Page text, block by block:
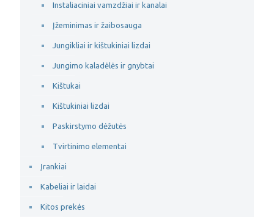
Instaliaciniai vamzdžiai ir kanalai
Įžeminimas ir žaibosauga
Jungikliai ir kištukiniai lizdai
Jungimo kaladėlės ir gnybtai
Kištukai
Kištukiniai lizdai
Paskirstymo dėžutės
Tvirtinimo elementai
Įrankiai
Kabeliai ir laidai
Kitos prekės